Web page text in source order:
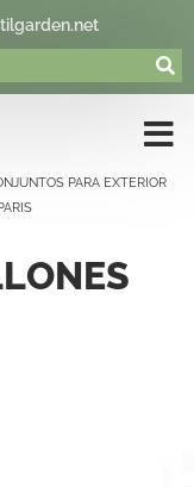
PARA EXTERIOR